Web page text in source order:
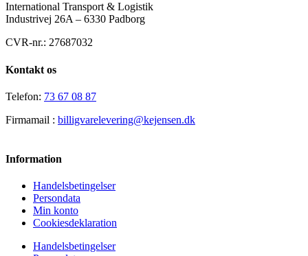
International Transport & Logistik
Industrivej 26A – 6330 Padborg
CVR-nr.: 27687032
Kontakt os
Telefon: 73 67 08 87
Firmamail : billigvarelevering@kejensen.dk
Information
Handelsbetingelser
Persondata
Min konto
Cookiesdeklaration
Handelsbetingelser